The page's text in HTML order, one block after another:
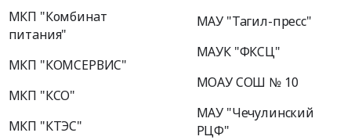
МКП "Комбинат
питания"
МКП "КОМСЕРВИС"
МКП "КСО"
МКП "КТЭС"
МАУ "Тагил-пресс"
МАУК "ФКСЦ"
МОАУ СОШ № 10
МАУ "Чечулинский
РЦФ"